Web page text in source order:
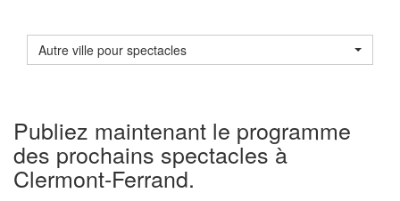
Autre ville pour spectacles
Publiez maintenant le programme
des prochains spectacles à
Clermont-Ferrand.